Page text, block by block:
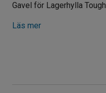
Gavel för Lagerhylla Tough
Läs mer